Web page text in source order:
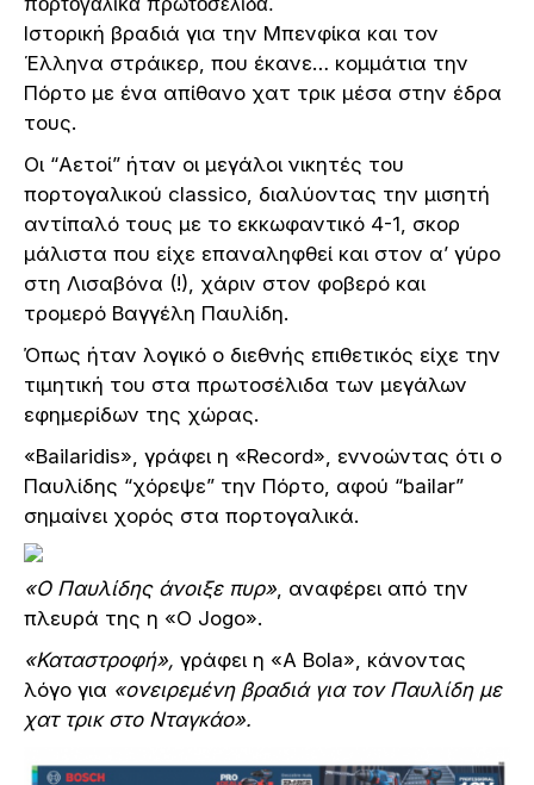
Ιστορική βραδιά για την Μπενφίκα και τον
Έλληνα στράικερ, που έκανε… κομμάτια την
Πόρτο με ένα απίθανο χατ τρικ μέσα στην έδρα
τους.
Οι “Αετοί” ήταν οι μεγάλοι νικητές του
πορτογαλικού classico, διαλύοντας την μισητή
αντίπαλό τους με το εκκωφαντικό 4-1, σκορ
μάλιστα που είχε επαναληφθεί και στον α’ γύρο
στη Λισαβόνα (!), χάριν στον φοβερό και
τρομερό Βαγγέλη Παυλίδη.
Όπως ήταν λογικό ο διεθνής επιθετικός είχε την
τιμητική του στα πρωτοσέλιδα των μεγάλων
εφημερίδων της χώρας.
«Bailaridis», γράφει η «Record», εννοώντας ότι ο
Παυλίδης “χόρεψε” την Πόρτο, αφού “bailar”
σημαίνει χορός στα πορτογαλικά.
«Ο Παυλίδης άνοιξε πυρ» , αναφέρει από την
πλευρά της η «Ο Jogo».
«Καταστροφή», γράφει η «A Bola», κάνοντας
λόγο για «ονειρεμένη βραδιά για τον Παυλίδη με
χατ τρικ στο Νταγκάο».